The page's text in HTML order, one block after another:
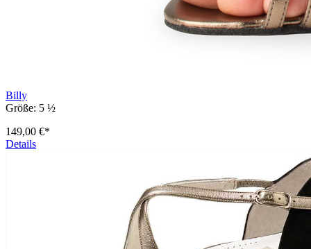
Billy
Größe: 5 ½
149,00 €*
Details